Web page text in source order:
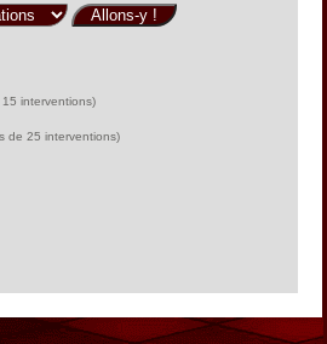
interventions)
de 25 interventions)